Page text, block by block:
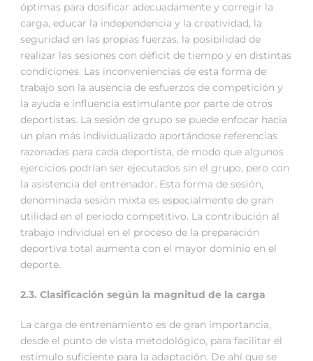
óptimas para dosificar adecuadamente y corregir la
carga, educar la independencia y la creatividad, la
seguridad en las propias fuerzas, la posibilidad de
realizar las sesiones con déficit de tiempo y en distintas
condiciones. Las inconveniencias de esta forma de
trabajo son la ausencia de esfuerzos de competición y
la ayuda e influencia estimulante por parte de otros
deportistas. La sesión de grupo se puede enfocar hacia
un plan más individualizado aportándose referencias
razonadas para cada deportista, de modo que algunos
ejercicios podrían ser ejecutados sin el grupo, pero con
la asistencia del entrenador. Esta forma de sesión,
denominada sesión mixta es especialmente de gran
utilidad en el periodo competitivo. La contribución al
trabajo individual en el proceso de la preparación
deportiva total aumenta con el mayor dominio en el
deporte.
2.3. Clasificación según la magnitud de la carga
La carga de entrenamiento es de gran importancia,
desde el punto de vista metodológico, para facilitar el
estímulo suficiente para la adaptación. De ahí que se